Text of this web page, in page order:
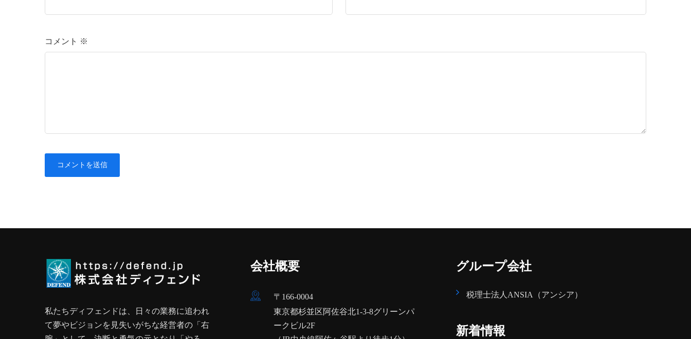
コメント ※
私たちディフェンドは、日々の業務に追われ
て夢やビジョンを見失いがちな経営者の「右
会社概要
〒166-0004
東京都杉並区阿佐谷北1-3-8グリーンパ
ークビル2F
グループ会社
税理士法人ANSIA（アンシア）
新着情報